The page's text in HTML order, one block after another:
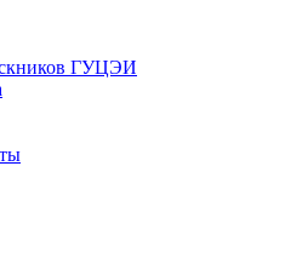
ГУЦЭИ